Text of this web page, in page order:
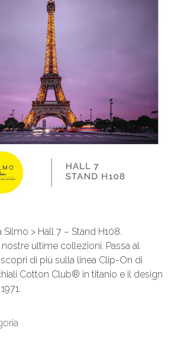
> Hall 7 – Stand H108.
ultime collezioni. Passa al
di più sulla linea Clip-On di
Cotton Club® in titanio e il design